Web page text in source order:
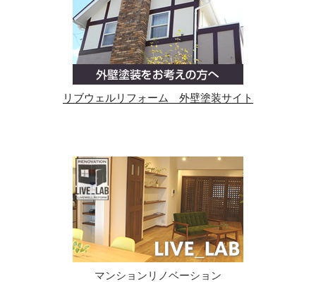
リブウェルリフォーム 外壁塗装サイト
マンションリノベーション